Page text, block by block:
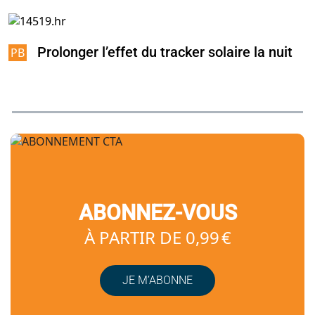
Prolonger l’effet du tracker solaire la nuit
ABONNEZ-VOUS
À PARTIR DE 0,99 €
JE M’ABONNE